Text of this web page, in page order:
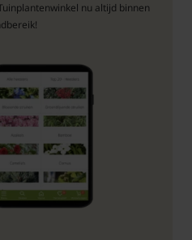
nu altijd binnen